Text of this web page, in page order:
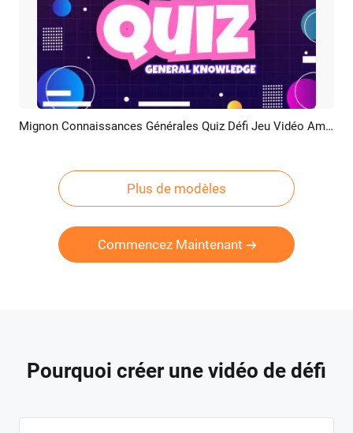
Aperçu Créer IA Mignon Connaissances Générales Quiz Défi Jeu Vidéo Amusant Chaîne Youtube Intro
Plus de modèles
Commencez Maintenant
Pourquoi créer une vidéo de défi